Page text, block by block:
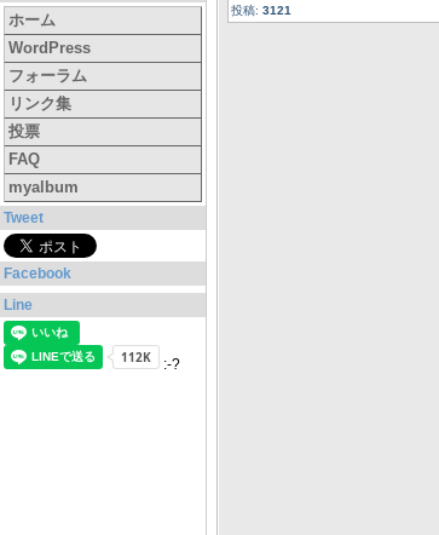
ホーム
WordPress
フォーラム
リンク集
投票
FAQ
myalbum
Tweet
Facebook
Line
:-?
投稿: 3121